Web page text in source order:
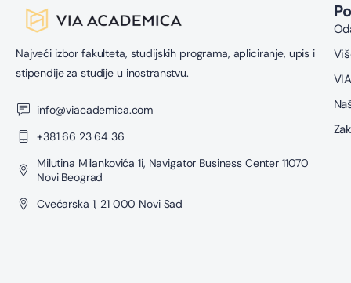
Najveći izbor fakulteta, studijskih programa, apliciranje, upis i
stipendije za studije u inostranstvu.
info@viacademica.com
+381 66 23 64 36
Milutina Milankovića 1i, Navigator Business Center 11070
Novi Beograd
Cvećarska 1, 21 000 Novi Sad